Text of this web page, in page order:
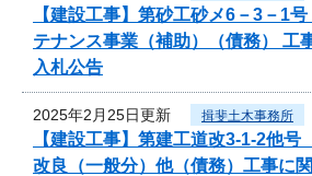
【建設工事】第砂工砂メ6－3－
テナンス事業（補助）（債務） 工
入札公告
2025年2月25日更新 揖斐土木事務所
【建設工事】第建工道改3-1-2他
改良（一般分）他（債務）工事に